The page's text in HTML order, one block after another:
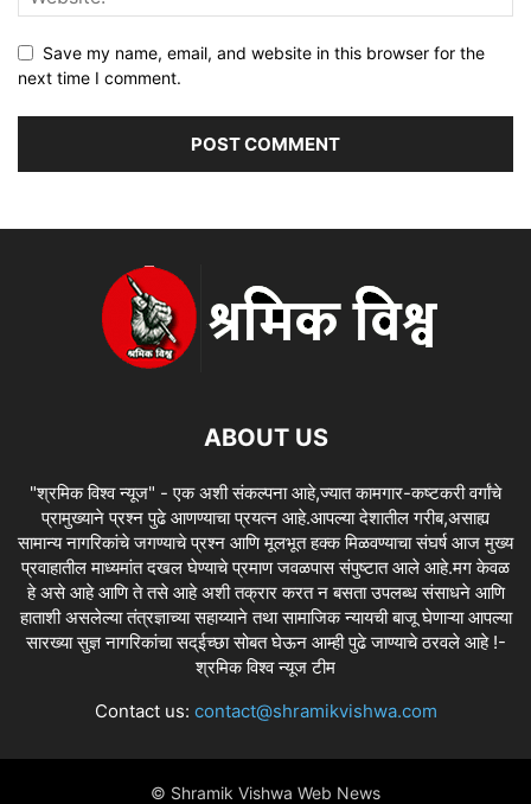
Save my name, email, and website in this browser for the
next time I comment.
ABOUT US
"श्रमिक विश्व न्यूज" - एक अशी संकल्पना आहे,ज्यात कामगार-कष्टकरी वर्गांचे
प्रामुख्याने प्रश्न पुढे आणण्याचा प्रयत्न आहे.आपल्या देशातील गरीब,असाह्य
सामान्य नागरिकांचे जगण्याचे प्रश्न आणि मूलभूत हक्क मिळवण्याचा संघर्ष आज मुख्य
प्रवाहातील माध्यमांत दखल घेण्याचे प्रमाण जवळपास संपुष्टात आले आहे.मग केवळ
हे असे आहे आणि ते तसे आहे अशी तक्रार करत न बसता उपलब्ध संसाधने आणि
हाताशी असलेल्या तंत्रज्ञाच्या सहाय्याने तथा सामाजिक न्यायची बाजू घेणाऱ्या आपल्या
सारख्या सुज्ञ नागरिकांचा सद्ईच्छा सोबत घेऊन आम्ही पुढे जाण्याचे ठरवले आहे !-
श्रमिक विश्व न्यूज टीम
Contact us: contact@shramikvishwa.com
© Shramik Vishwa Web News